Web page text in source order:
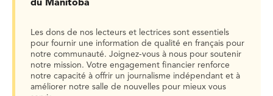
du Manitoba
Les dons de nos lecteurs et lectrices sont essentiels
pour fournir une information de qualité en français pour
notre communauté. Joignez-vous à nous pour soutenir
notre mission. Votre engagement financier renforce
notre capacité à offrir un journalisme indépendant et à
améliorer notre salle de nouvelles pour mieux vous